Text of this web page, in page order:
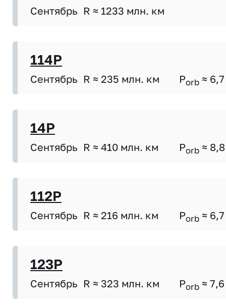
Сентябрь R ≈ 1233 млн. км
114P
Сентябрь R ≈ 235 млн. км Porb ≈ 6,7
14P
Сентябрь R ≈ 410 млн. км Porb ≈ 8,8
112P
Сентябрь R ≈ 216 млн. км Porb ≈ 6,7
123P
Сентябрь R ≈ 323 млн. км Porb ≈ 7,6